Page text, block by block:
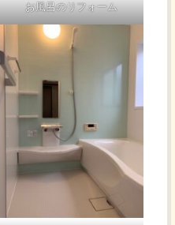
お風呂のリフォーム